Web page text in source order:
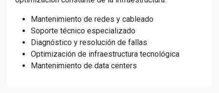
Mantenimiento de redes y cableado
Soporte técnico especializado
Diagnóstico y resolución de fallas
Optimización de infraestructura tecnológica
Mantenimiento de data centers